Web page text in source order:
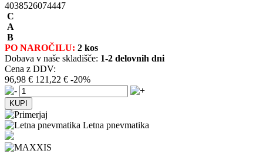
4038526074447
C
A
B
PO NAROČILU: 2 kos
Dobava v naše skladišče: 1-2 delovnih dni
Cena z DDV:
96,98 € 121,22 € -20%
Letna pnevmatika